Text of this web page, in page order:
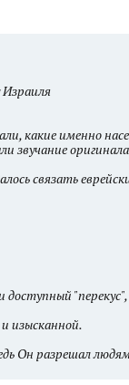
какие именно
звучание
связать
изысканной.
Он разрешал